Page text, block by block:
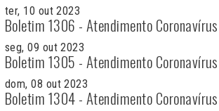
ter, 10 out 2023
Boletim 1306 - Atendimento Coronavírus
seg, 09 out 2023
Boletim 1305 - Atendimento Coronavírus
dom, 08 out 2023
Boletim 1304 - Atendimento Coronavírus